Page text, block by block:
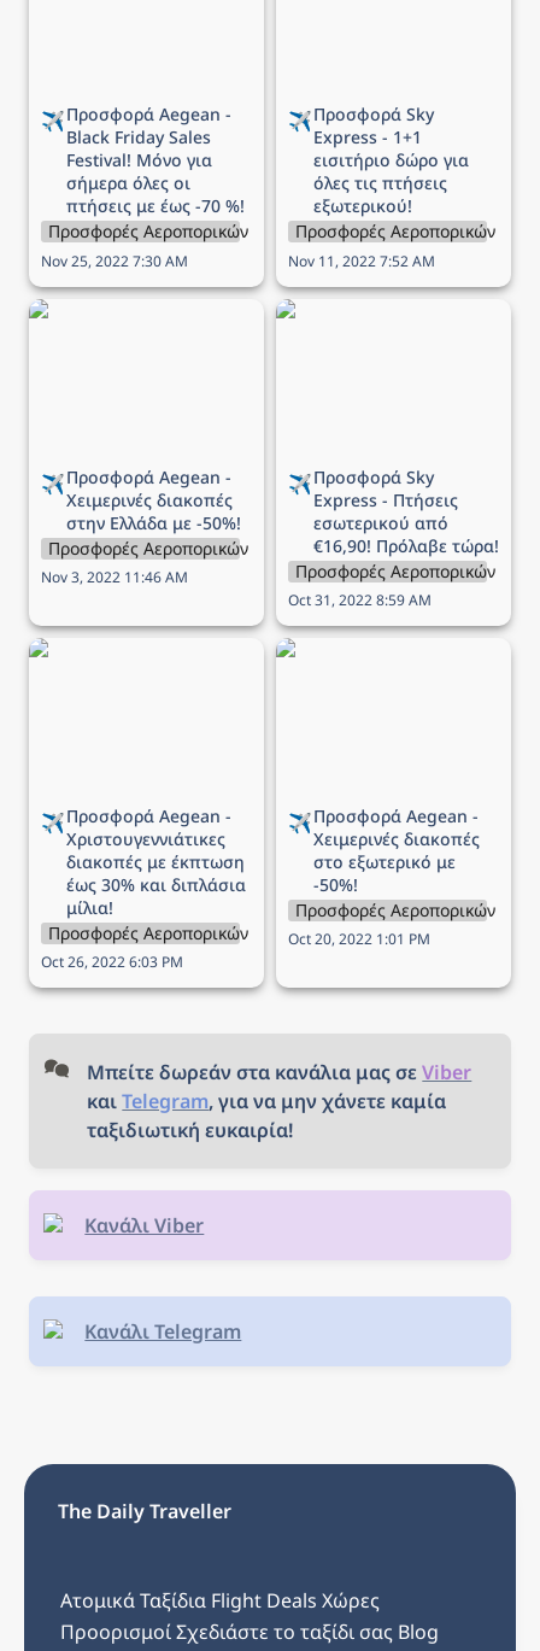
✈️
Black Friday Sales
Festival! Μόνο για
σήμερα όλες οι
πτήσεις με έως -70 %!
Προσφορές Αεροπορικών Εταιρειών
Nov 25, 2022 7:30 AM
✈️Προσφορά Sky
Express - 1+1
εισιτήριο δώρο για
όλες τις πτήσεις
εξωτερικού!
Προσφορές Αεροπορικών
Nov 11, 2022 7:52 AM
Προσφορά Aegean -
✈️
Χειμερινές διακοπές
στην Ελλάδα με -50%!
Προσφορές Αεροπορικών Εταιρειών
Nov 3, 2022 11:46 AM
Προσφορά Sky Express -
✈️Προσφορά Sky
Express - Πτήσεις
εσωτερικού από
€16,90! Πρόλαβε τώρα!
Προσφορές Αεροπορικών
Oct 31, 2022 8:59 AM
Προσφορά Aegean -
✈️
Χριστουγεννιάτικες
διακοπές με έκπτωση
έως 30% και διπλάσια
μίλια!
Προσφορές Αεροπορικών Εταιρειών
Oct 26, 2022 6:03 PM
Προσφορά Aegean -
✈️
Χειμερινές διακοπές
στο εξωτερικό με
-50%!
Προσφορές Αεροπορικών
Oct 20, 2022 1:01 PM
Μπείτε δωρεάν στα κανάλια μας σε Viber
και Telegram, για να μην χάνετε καμία
ταξιδιωτική ευκαιρία!
Κανάλι Viber
Κανάλι Telegram
The Daily Traveller
Ατομικά Ταξίδια Flight Deals Χώρες
ΠροορισμοίΣχεδιάστε το ταξίδι σας Blog